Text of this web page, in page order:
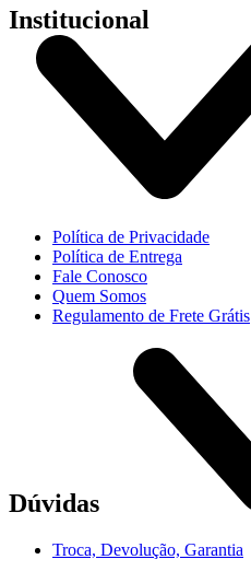
Institucional
Política de Privacidade
Política de Entrega
Fale Conosco
Quem Somos
Regulamento de Frete Grátis
Dúvidas
Troca, Devolução, Garantia